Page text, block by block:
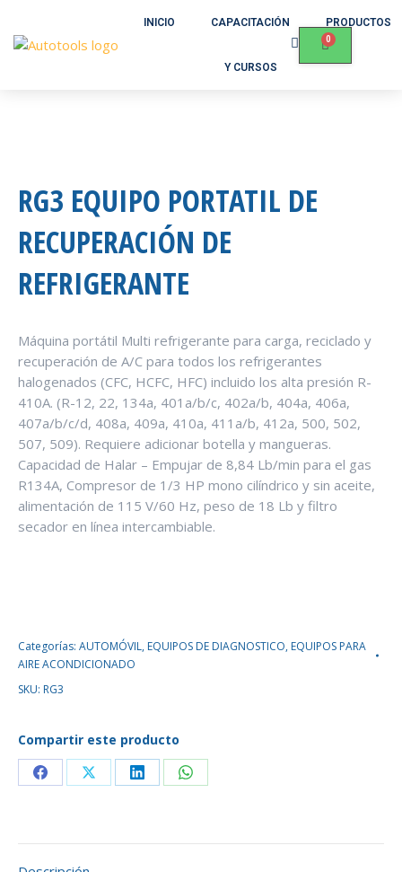
INICIO CAPACITACIÓN
Y CURSOS
PRODUCTOS
RG3 EQUIPO PORTATIL DE
RECUPERACIÓN DE
REFRIGERANTE
Máquina portátil Multi refrigerante para carga, reciclado y
recuperación de A/C para todos los refrigerantes
halogenados (CFC, HCFC, HFC) incluido los alta presión R-
410A. (R-12, 22, 134a, 401a/b/c, 402a/b, 404a, 406a,
407a/b/c/d, 408a, 409a, 410a, 411a/b, 412a, 500, 502,
507, 509). Requiere adicionar botella y mangueras.
Capacidad de Halar – Empujar de 8,84 Lb/min para el gas
R134A, Compresor de 1/3 HP mono cilíndrico y sin aceite,
alimentación de 115 V/60 Hz, peso de 18 Lb y filtro
secador en línea intercambiable.
Categorías: AUTOMÓVIL, EQUIPOS DE DIAGNOSTICO, EQUIPOS PARA
AIRE ACONDICIONADO
SKU: RG3
Compartir este producto